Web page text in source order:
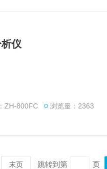
仪
ZH-800FC 浏览量：2363
末页 跳转到第 页